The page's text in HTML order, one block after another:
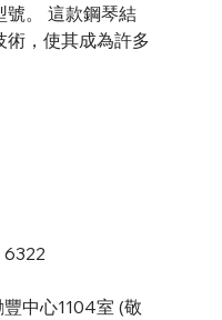
號。 這款鋼琴結
術，使其成為許多
中心1104室 (敬